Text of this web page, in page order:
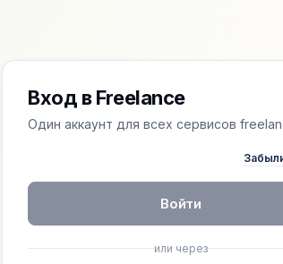
Вход в Freelance
Один аккаунт для всех сервисов
Войти
или через